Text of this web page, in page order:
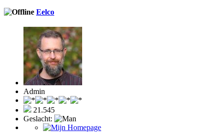
Eelco
Admin
21.545
Geslacht: